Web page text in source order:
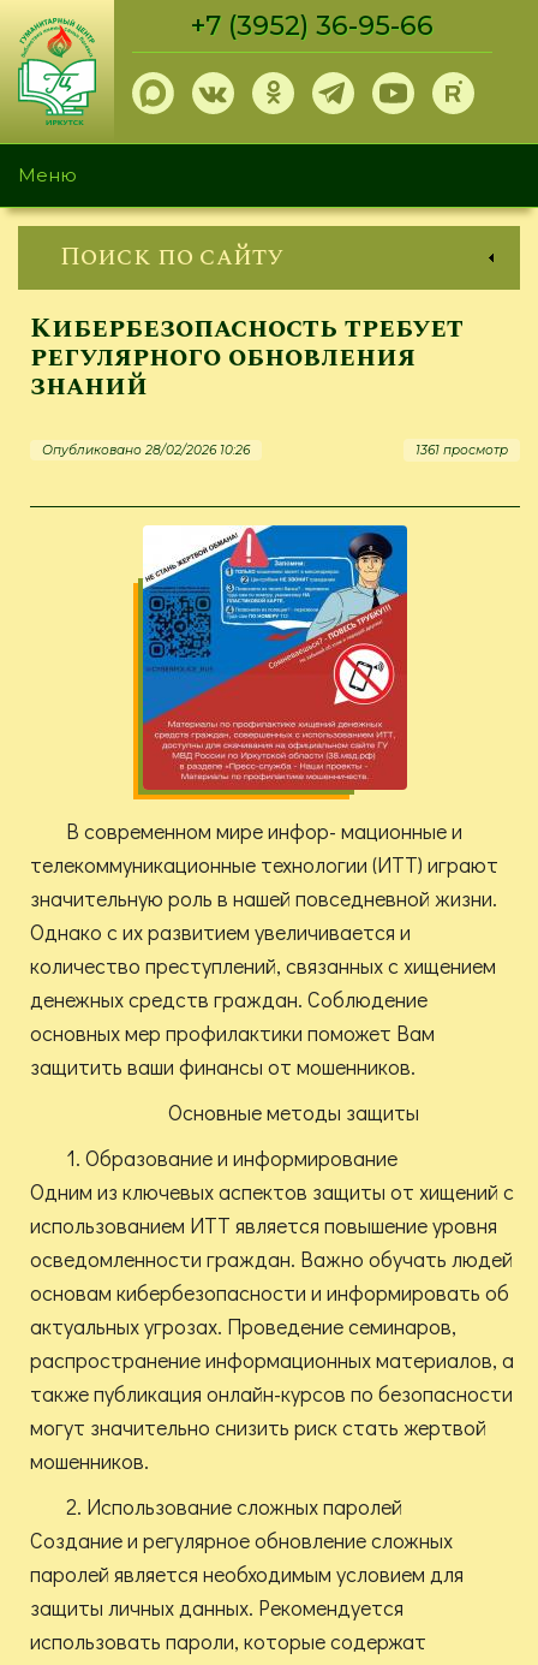
Перейти
основному
содержанию
+7 (3952) 36-95-66
Меню
Поиск по сайту
Кибербезопасность требует
регулярного обновления
знаний
Опубликовано 28/02/2026 10:26 1361 просмотр
В современном мире инфор- мационные и
телекоммуникационные технологии (ИТТ) играют
значительную роль в нашей повседневной жизни.
Однако с их развитием увеличивается и
количество преступлений, связанных с хищением
денежных средств граждан. Соблюдение
основных мер профилактики поможет Вам
защитить ваши финансы от мошенников.
Основные методы защиты
1. Образование и информирование
Одним из ключевых аспектов защиты от хищений с
использованием ИТТ является повышение уровня
осведомленности граждан. Важно обучать людей
основам кибербезопасности и информировать об
актуальных угрозах. Проведение семинаров,
распространение информационных материалов, а
также публикация онлайн-курсов по безопасности
могут значительно снизить риск стать жертвой
мошенников.
2. Использование сложных паролей
Создание и регулярное обновление сложных
паролей является необходимым условием для
защиты личных данных. Рекомендуется
использовать пароли, которые содержат